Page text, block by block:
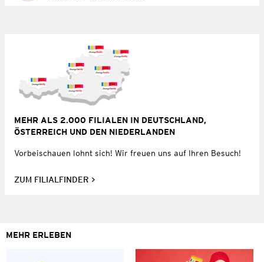
MEHR ALS 2.000 FILIALEN IN DEUTSCHLAND,
ÖSTERREICH UND DEN NIEDERLANDEN
Vorbeischauen lohnt sich! Wir freuen uns auf Ihren Besuch!
ZUM FILIALFINDER
MEHR ERLEBEN